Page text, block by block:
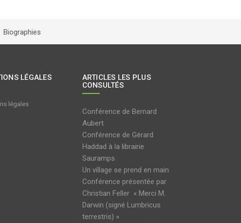
Biographies
LÉGALES
légales
ARTICLES LES PLUS
CONSULTÉS
Conférence de Bernard
Aubert
Conférence de Gérard
Haddad à la librairie
Sauramps
Un village se prend en main
Conférence présentée par
Christian Feller « Merci M.
Darwin (signé Lumbricus
terrestris) »